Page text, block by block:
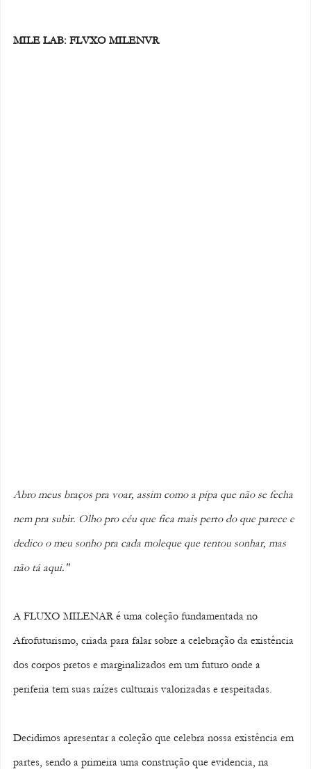
MILE LAB: FLVXO MILENVR
Abro meus braços pra voar, assim como a pipa que não se fecha
nem pra subir. Olho pro céu que fica mais perto do que parece e
dedico o meu sonho pra cada moleque que tentou sonhar, mas
não tá aqui."
A FLUXO MILENAR é uma coleção fundamentada no
Afrofuturismo, criada para falar sobre a celebração da existência
dos corpos pretos e marginalizados em um futuro onde a
periferia tem suas raízes culturais valorizadas e respeitadas.
Decidimos apresentar a coleção que celebra nossa existência em
partes, sendo a primeira uma construção que evidencia, na